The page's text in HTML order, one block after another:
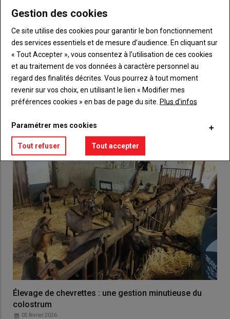
compte pour accéder à tout {nom-site}.
Lien Créez un compte
VOUS AIMEREZ AUSSI
Élevage de chevrettes : une gestion minutieuse du
colostrum
05 février 2026
Gestion des cookies
Ce site utilise des cookies pour garantir le bon fonctionnement
des services essentiels et de mesure d’audience. En cliquant sur
« Tout Accepter », vous consentez à l’utilisation de ces cookies
et au traitement de vos données à caractère personnel au
regard des finalités décrites. Vous pourrez à tout moment
revenir sur vos choix, en utilisant le lien « Modifier mes
préférences cookies » en bas de page du site. Plus d'infos
Paramétrer mes cookies
Tout refuser Tout accepter